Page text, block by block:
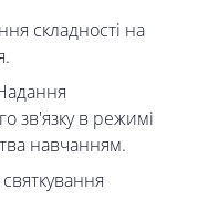
складності на
зв'язку в режимі
навчанням.